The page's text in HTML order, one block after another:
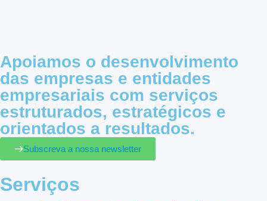
Apoiamos o desenvolvimento
das empresas e entidades
empresariais com serviços
estruturados, estratégicos e
orientados a resultados.
Subscreva a nossa newsletter
Serviços